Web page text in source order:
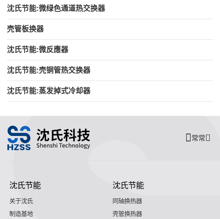
沈氏节能:微绿色通道热交换器
壳管板换器
沈氏节能:微反應器
沈氏节能:壳铜管热交换器
沈氏节能:蒸发掉式冷却器
常常
沈氏节能
关于沈氏
制造基地
沈氏节能
同轴换热器
壳管换热器